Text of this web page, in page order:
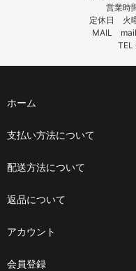
営業時
定休日 火
MAIL
ホーム
支払い方法について
配送方法について
返品について
アカウント
会員登録